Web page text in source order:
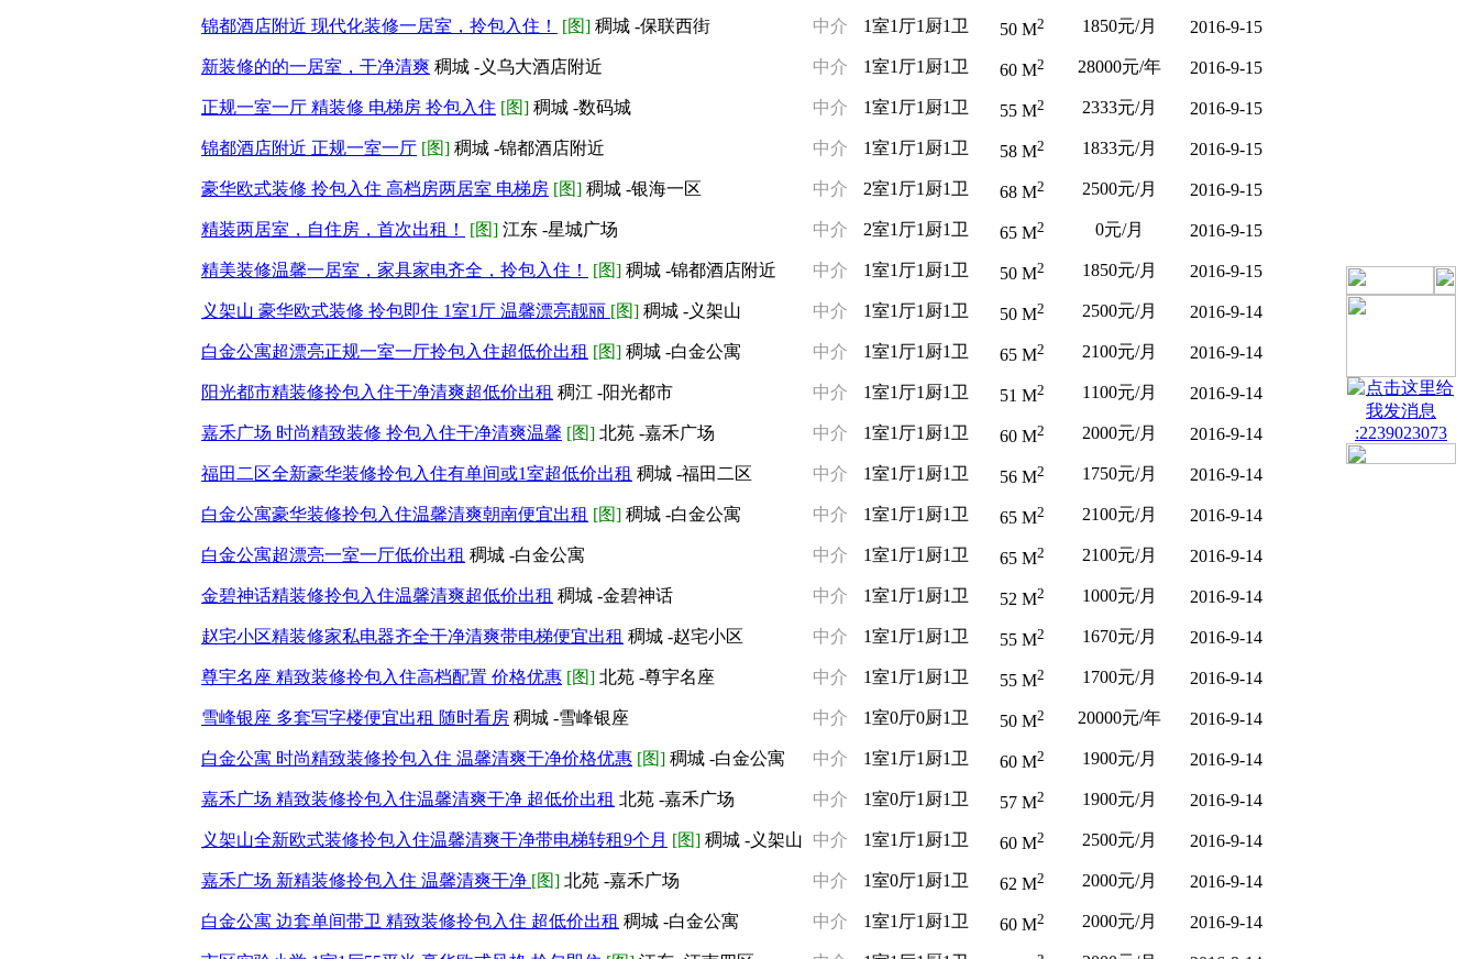
锦都酒店附近 现代化装修一居室，拎包入住！ [图] 稠城 -保联西街 中介 1室1厅1厨1卫 50 M2 1850元/月 2016-9-15
新装修的的一居室，干净清爽 稠城 -义乌大酒店附近 中介 1室1厅1厨1卫 60 M2 28000元/年 2016-9-15
正规一室一厅 精装修 电梯房 拎包入住 [图] 稠城 -数码城 中介 1室1厅1厨1卫 55 M2 2333元/月 2016-9-15
锦都酒店附近 正规一室一厅 [图] 稠城 -锦都酒店附近 中介 1室1厅1厨1卫 58 M2 1833元/月 2016-9-15
豪华欧式装修 拎包入住 高档房两居室 电梯房 [图] 稠城 -银海一区 中介 2室1厅1厨1卫 68 M2 2500元/月 2016-9-15
精装两居室，自住房，首次出租！ [图] 江东 -星城广场 中介 2室1厅1厨1卫 65 M2 0元/月 2016-9-15
精美装修温馨一居室，家具家电齐全，拎包入住！ [图] 稠城 -锦都酒店附近 中介 1室1厅1厨1卫 50 M2 1850元/月 2016-9-15
义架山 豪华欧式装修 拎包即住 1室1厅 温馨漂亮靓丽 [图] 稠城 -义架山 中介 1室1厅1厨1卫 50 M2 2500元/月 2016-9-14
白金公寓超漂亮正规一室一厅拎包入住超低价出租 [图] 稠城 -白金公寓 中介 1室1厅1厨1卫 65 M2 2100元/月 2016-9-14
阳光都市精装修拎包入住干净清爽超低价出租 稠江 -阳光都市 中介 1室1厅1厨1卫 51 M2 1100元/月 2016-9-14
嘉禾广场 时尚精致装修 拎包入住干净清爽温馨 [图] 北苑 -嘉禾广场 中介 1室1厅1厨1卫 60 M2 2000元/月 2016-9-14
福田二区全新豪华装修拎包入住有单间或1室超低价出租 稠城 -福田二区 中介 1室1厅1厨1卫 56 M2 1750元/月 2016-9-14
白金公寓豪华装修拎包入住温馨清爽朝南便宜出租 [图] 稠城 -白金公寓 中介 1室1厅1厨1卫 65 M2 2100元/月 2016-9-14
白金公寓超漂亮一室一厅低价出租 稠城 -白金公寓 中介 1室1厅1厨1卫 65 M2 2100元/月 2016-9-14
金碧神话精装修拎包入住温馨清爽超低价出租 稠城 -金碧神话 中介 1室1厅1厨1卫 52 M2 1000元/月 2016-9-14
赵宅小区精装修家私电器齐全干净清爽带电梯便宜出租 稠城 -赵宅小区 中介 1室1厅1厨1卫 55 M2 1670元/月 2016-9-14
尊宇名座 精致装修拎包入住高档配置 价格优惠 [图] 北苑 -尊宇名座 中介 1室1厅1厨1卫 55 M2 1700元/月 2016-9-14
雪峰银座 多套写字楼便宜出租 随时看房 稠城 -雪峰银座 中介 1室0厅0厨1卫 50 M2 20000元/年 2016-9-14
白金公寓 时尚精致装修拎包入住 温馨清爽干净价格优惠 [图] 稠城 -白金公寓 中介 1室1厅1厨1卫 60 M2 1900元/月 2016-9-14
嘉禾广场 精致装修拎包入住温馨清爽干净 超低价出租 北苑 -嘉禾广场 中介 1室0厅1厨1卫 57 M2 1900元/月 2016-9-14
义架山全新欧式装修拎包入住温馨清爽干净带电梯转租9个月 [图] 稠城 -义架山 中介 1室1厅1厨1卫 60 M2 2500元/月 2016-9-14
嘉禾广场 新精装修拎包入住 温馨清爽干净 [图] 北苑 -嘉禾广场 中介 1室0厅1厨1卫 62 M2 2000元/月 2016-9-14
白金公寓 边套单间带卫 精致装修拎包入住 超低价出租 稠城 -白金公寓 中介 1室1厅1厨1卫 60 M2 2000元/月 2016-9-14
:2239023073